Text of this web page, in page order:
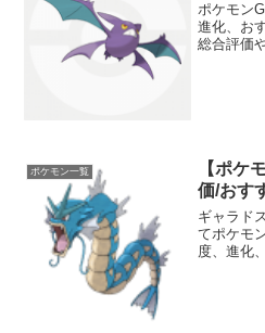
ポケモン
進化、お
総合評価
ポケモン一覧
【ポケ
価/おす
ギャラド
てポケモ
度、進化